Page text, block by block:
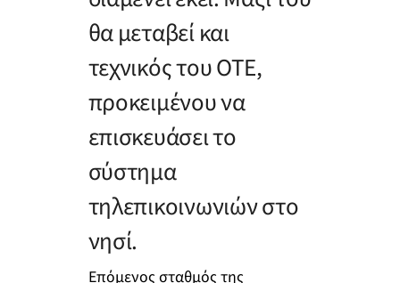
θα μεταβεί και
τεχνικός του ΟΤΕ,
προκειμένου να
επισκευάσει το
σύστημα
τηλεπικοινωνιών στο
νησί.
Επόμενος σταθμός της